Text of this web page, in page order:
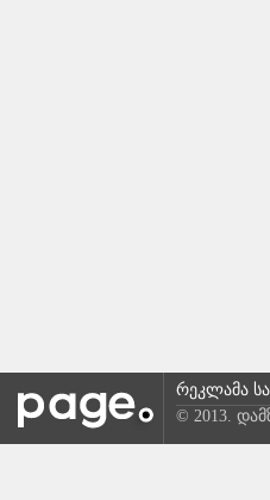
რეკლამა
© 2013.